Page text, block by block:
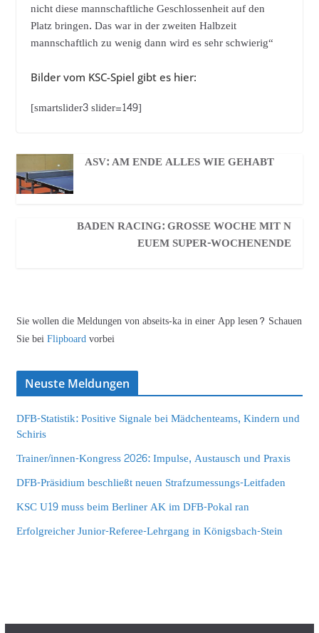
nicht diese mannschaftliche Geschlossenheit auf den
Platz bringen. Das war in der zweiten Halbzeit
mannschaftlich zu wenig dann wird es sehr schwierig“
Bilder vom KSC-Spiel gibt es hier:
[smartslider3 slider=149]
ASV: AM ENDE ALLES WIE GEHABT
BADEN RACING: GROSSE WOCHE MIT NE
UEM SUPER-WOCHENENDE
Sie wollen die Meldungen von abseits-ka in einer App lesen? Schauen
Sie beiFlipboardvorbei
Neuste Meldungen
DFB-Statistik: Positive Signale bei Mädchenteams, Kindern und
Schiris
Trainer/innen-Kongress 2026: Impulse, Austausch und Praxis
DFB-Präsidium beschließt neuen Strafzumessungs-Leitfaden
KSC U19 muss beim Berliner AK im DFB-Pokal ran
Erfolgreicher Junior-Referee-Lehrgang in Königsbach-Stein